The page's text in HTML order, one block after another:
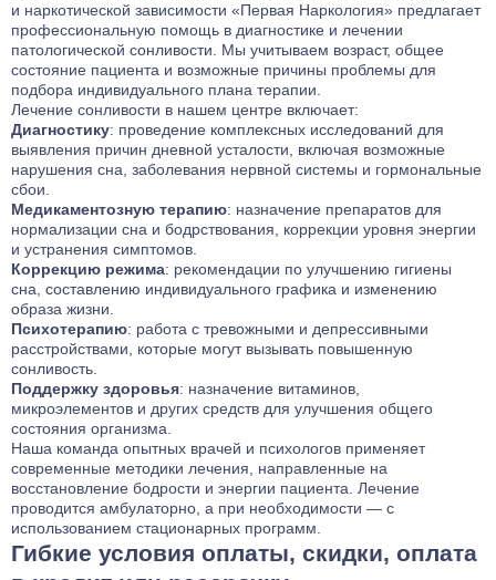
и наркотической зависимости «Первая Наркология» предлагает
профессиональную помощь в диагностике и лечении
патологической сонливости. Мы учитываем возраст, общее
состояние пациента и возможные причины проблемы для
подбора индивидуального плана терапии.
Лечение сонливости в нашем центре включает:
Диагностику: проведение комплексных исследований для
выявления причин дневной усталости, включая возможные
нарушения сна, заболевания нервной системы и гормональные
сбои.
Медикаментозную терапию: назначение препаратов для
нормализации сна и бодрствования, коррекции уровня энергии
и устранения симптомов.
Коррекцию режима: рекомендации по улучшению гигиены
сна, составлению индивидуального графика и изменению
образа жизни.
Психотерапию: работа с тревожными и депрессивными
расстройствами, которые могут вызывать повышенную
сонливость.
Поддержку здоровья: назначение витаминов,
микроэлементов и других средств для улучшения общего
состояния организма.
Наша команда опытных врачей и психологов применяет
современные методики лечения, направленные на
восстановление бодрости и энергии пациента. Лечение
проводится амбулаторно, а при необходимости — с
использованием стационарных программ.
Гибкие условия оплаты, скидки, оплата